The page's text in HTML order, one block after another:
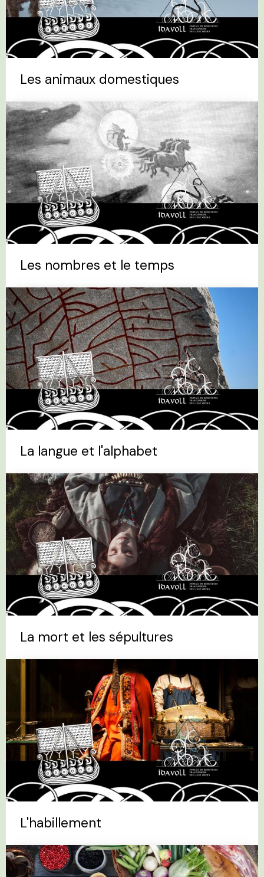
Les animaux domestiques
Les nombres et le temps
La langue et l'alphabet
La mort et les sépultures
L'habillement